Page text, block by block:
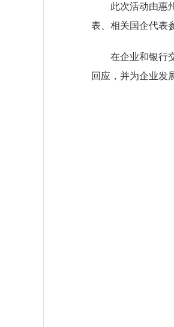
此次活动由惠州
表、相关国企代表
在企业和银行交
回应，并为企业发